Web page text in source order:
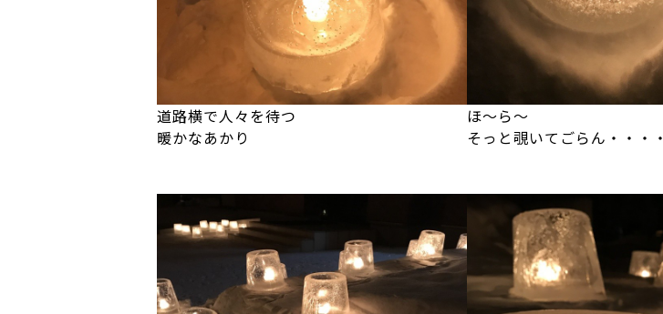
道路横で人々を待つ
暖かなあかり
ほ～ら～
そっと覗いてごらん・・・・